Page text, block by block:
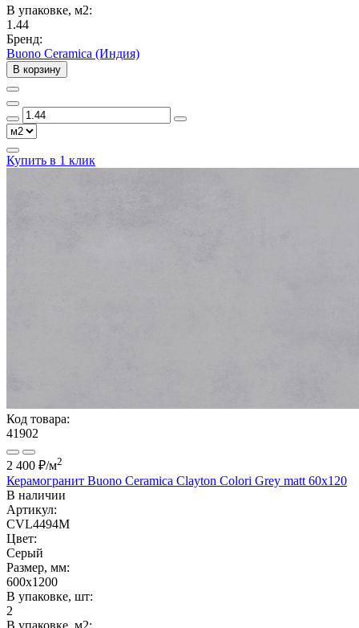
В упаковке, м2:
1.44
Бренд:
Buono Ceramica (Индия)
В корзину
Купить в 1 клик
Код товара:
41902
2 400 ₽/м2
Керамогранит Buono Ceramica Clayton Colori Grey matt 60x120
В наличии
Артикул:
CVL4494M
Цвет:
Серый
Размер, мм:
600x1200
В упаковке, шт:
2
В упаковке, м2: